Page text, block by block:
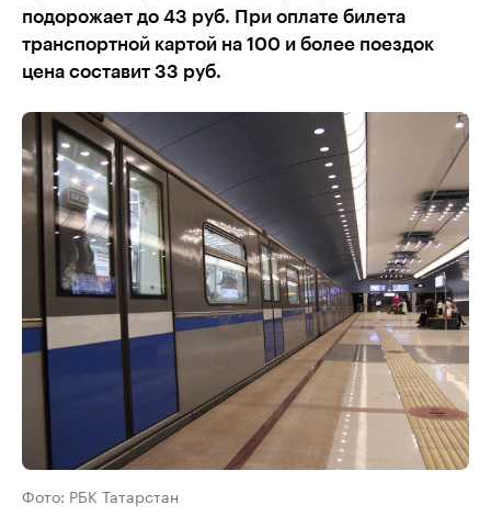
подорожает до 43 руб. При оплате билета
транспортной картой на 100 и более поездок
цена составит 33 руб.
Фото: РБК Татарстан